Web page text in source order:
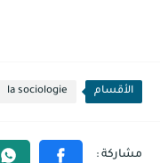
الأقسام la sociologie